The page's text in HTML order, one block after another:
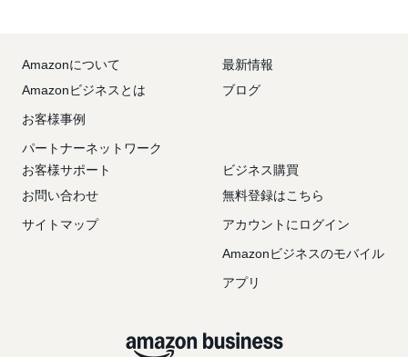
Amazonについて
Amazonビジネスとは
お客様事例
パートナーネットワーク
最新情報
ブログ
お客様サポート
お問い合わせ
サイトマップ
ビジネス購買
無料登録はこちら
アカウントにログイン
Amazonビジネスのモバイル
アプリ